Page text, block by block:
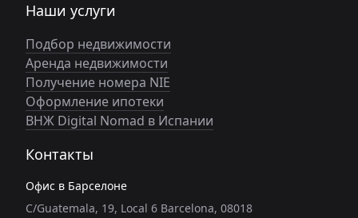
Наши услуги
Подбор недвижимости
Аренда недвижимости
Получение номера NIE
Оформление ипотеки
ВНЖ Digital Nomad в Испании
Контакты
Офис в Барселоне
C/Guatemala, 19, Local 6 Barcelona, 08018